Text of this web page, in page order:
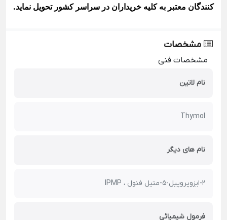
کنندگان معتبر به کلیه خریداران در سراسر کشور تحویل نماید.
مشخصات
مشخصات فنی
نام لاتین
Thymol
نام های دیگر
2-ایزوپروپیل-5-متیل فنول ، IPMP
فرمول شیمیائی